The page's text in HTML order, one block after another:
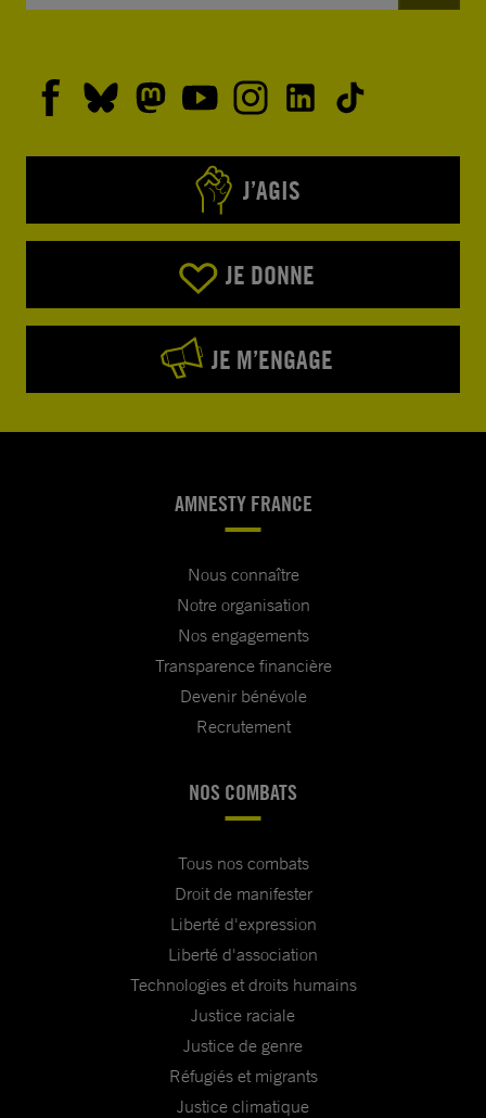
J’AGIS
JE DONNE
JE M’ENGAGE
AMNESTY FRANCE
Nous connaître
Notre organisation
Nos engagements
Transparence financière
Devenir bénévole
Recrutement
NOS COMBATS
Tous nos combats
Droit de manifester
Liberté d'expression
Liberté d'association
Technologies et droits humains
Justice raciale
Justice de genre
Réfugiés et migrants
Justice climatique